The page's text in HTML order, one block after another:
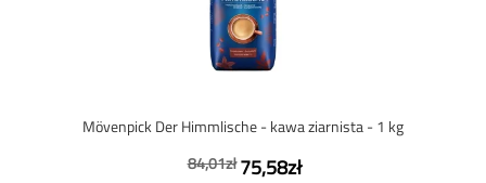
Mövenpick Der Himmlische - kawa ziarnista - 1 kg
84,01zł 75,58zł